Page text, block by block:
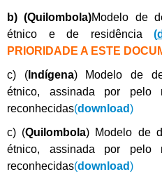
b) (Quilombola)Modelo de
étnico e de residência
(
PRIORIDADE A ESTE
c) (Indígena) Modelo de
étnico, assinada por pelo
reconhecidas(download)
c) (Quilombola) Modelo de
étnico, assinada por pelo
reconhecidas(download)